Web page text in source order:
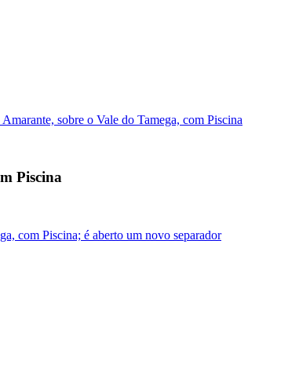
sobre o Vale do Tamega, com Piscina
Piscina
com Piscina; é aberto um novo separador